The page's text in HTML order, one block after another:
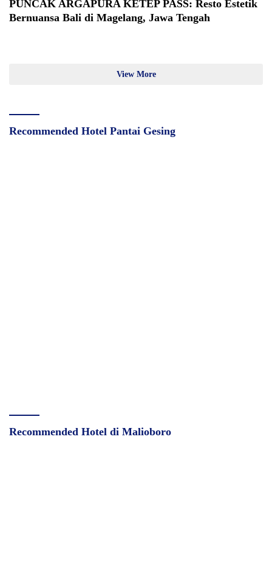
PUNCAK ARGAPURA KETEP PASS: Resto Estetik
Bernuansa Bali di Magelang, Jawa Tengah
View More
Recommended Hotel Pantai Gesing
Recommended Hotel di Malioboro